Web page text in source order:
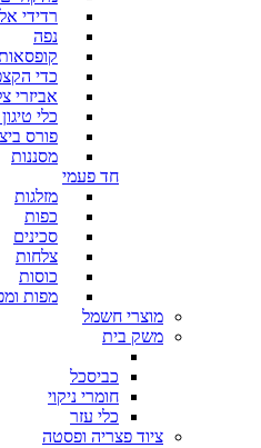
רדידי
נפה
כדי
אביזרי
כלי
פורס
מסננות
חד פעמי
מזלגות
כפות
סכינים
צלחות
כוסות
מפות
מוצרי חשמל
משק בית
כביסכל
חומרי ניקוי
כלי עזר
ציוד פצריה ופסטה